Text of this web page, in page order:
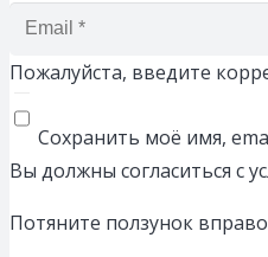
Пожалуйста, введите
Сохранить моё имя,
Вы должны согласиться с
Потяните ползунок вправо